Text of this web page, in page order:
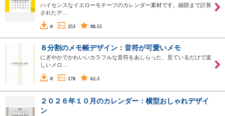
ハイセンスなイエローモチーフのカレンダー素材です。細部まで計算
されたデ…
0 253 88.55
８分割のメモ帳デザイン：音符が可愛いメモ
にぎやかでかわいいカラフルな音符をあしらった、見ているだけで楽
しいメロ…
0 178 62.3
２０２６年１０月のカレンダー：横型おしゃれデザイ
ン